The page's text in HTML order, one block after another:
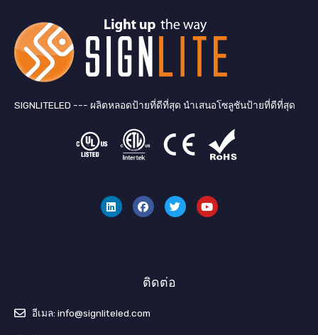
SIGNLITELED --- ผลิตหลอดป้ายที่ดีที่สุด นำเสนอโซลูชันป้ายที่ดีที่สุด
ค์
อิ
ส
บุ๊
ต
เ
ป
ติดต่อ
อีเมล: info@signliteled.com